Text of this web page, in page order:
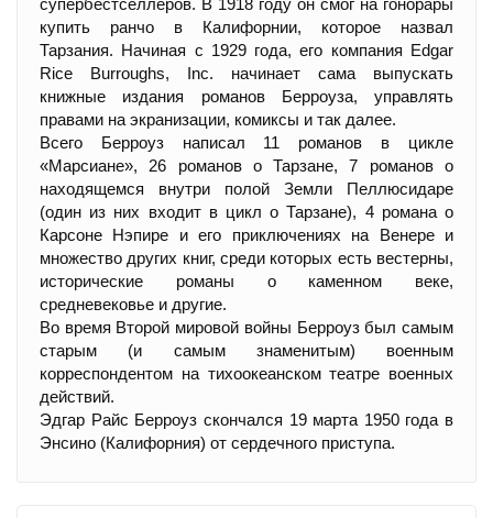
супербестселлеров. В 1918 году он смог на гонорары
купить ранчо в Калифорнии, которое назвал
Тарзания. Начиная с 1929 года, его компания Edgar
Rice Burroughs, Inc. начинает сама выпускать
книжные издания романов Берроуза, управлять
правами на экранизации, комиксы и так далее.
Всего Берроуз написал 11 романов в цикле
«Марсиане», 26 романов о Тарзане, 7 романов о
находящемся внутри полой Земли Пеллюсидаре
(один из них входит в цикл о Тарзане), 4 романа о
Карсоне Нэпире и его приключениях на Венере и
множество других книг, среди которых есть вестерны,
исторические романы о каменном веке,
средневековье и другие.
Во время Второй мировой войны Берроуз был самым
старым (и самым знаменитым) военным
корреспондентом на тихоокеанском театре военных
действий.
Эдгар Райс Берроуз скончался 19 марта 1950 года в
Энсино (Калифорния) от сердечного приступа.